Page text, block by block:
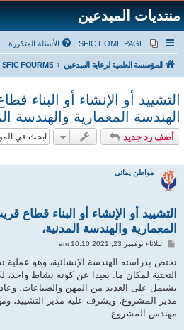
منتديات المبدعين
SFIC HOME PAGE الأسئلة المتكررة
المؤسسة العلمية لرعاية المبدعين SFIC FOURMS
التشييد أو الإنشاء أو البناء
الهندسة المعمارية والهندسة
أضف رد جديد
مواطن يماني
التشييد أو الإنشاء أو البناء قطاع
المعمارية والهندسة المدنية،
ا
ك
ة
الثلاثاء نوفمبر 23, 2021 10:10 am
تختص بدراسته الهندسة الإنشائية، وهو عملية
التحتية لمكان ما. بعيدا عن كونه نشاط واحد،
تشتمل على العديد من المهن والصناعات.
مدير المشروع، ويشرف عليه مدير التشييد،
مهندس المشروع.